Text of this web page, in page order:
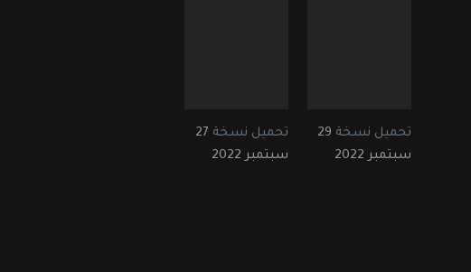
تحميل نسخة 29
سبتمبر 2022
تحميل نسخة 27
سبتمبر 2022